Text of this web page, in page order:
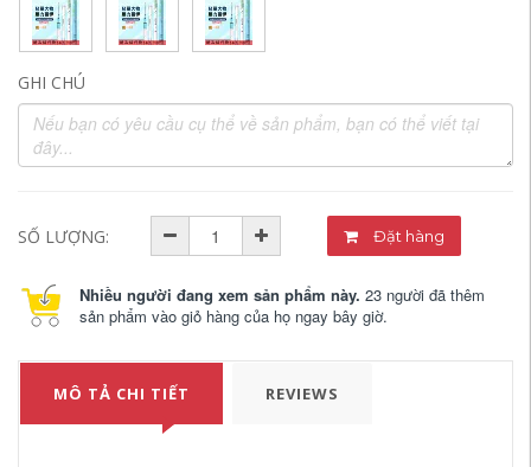
GHI CHÚ
SỐ LƯỢNG: Đặt hàng
Nhiều người đang xem sản phẩm này. 23 người đã thêm
sản phẩm vào giỏ hàng của họ ngay bây giờ.
MÔ TẢ CHI TIẾT REVIEWS